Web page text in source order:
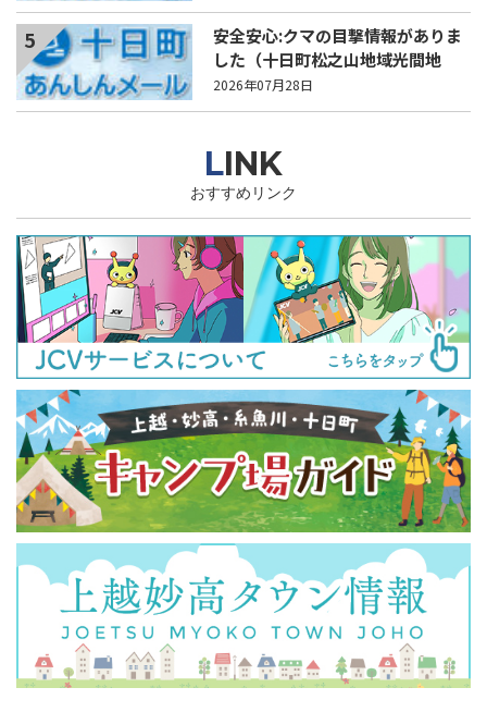
5
安全安心:クマの目撃情報がありま
した（十日町松之山地域光間地
内）
2026年07月28日
LINK
おすすめリンク